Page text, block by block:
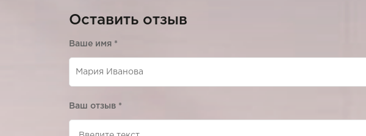
Оставить отзыв
Ваше имя *
Ваш отзыв *